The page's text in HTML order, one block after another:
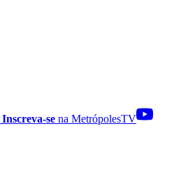
Inscreva-se na MetrópolesTV